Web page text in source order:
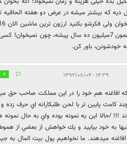
دیه که بیشتر میشه در عرض دو هفته
خودرو (اگه گیرت بیاد) همون 7میلیون ده سال پیشه، چون
خودشونن، باور کن.
۱۴:۳۹ - ۱۳۹۲/۰۸/۰۴ 21
كه افاغنه هم خود را در اين مملكت صاحب حق
كامت پايين تر با لحن طلبكارانه اي حرف زده و
!!! /حالا اين يه نمونه بوده واي به حال
به خود بياييد و يك خواهش از بعضي از
ميدهند. ما نخواهيم پول بيت المال به